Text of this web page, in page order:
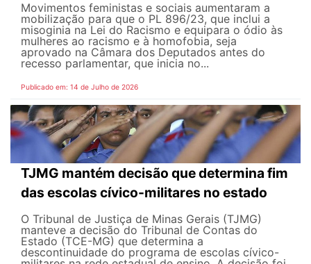
Movimentos feministas e sociais aumentaram a
mobilização para que o PL 896/23, que inclui a
misoginia na Lei do Racismo e equipara o ódio às
mulheres ao racismo e à homofobia, seja
aprovado na Câmara dos Deputados antes do
recesso parlamentar, que inicia no...
Publicado em: 14 de Julho de 2026
TJMG mantém decisão que determina fim
das escolas cívico-militares no estado
O Tribunal de Justiça de Minas Gerais (TJMG)
manteve a decisão do Tribunal de Contas do
Estado (TCE-MG) que determina a
descontinuidade do programa de escolas cívico-